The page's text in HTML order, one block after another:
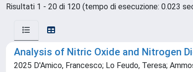
Risultati 1 - 20 di 120 (tempo di esecuzione: 0.023
Analysis of Nitric Oxide and Nitrogen
2025 D'Amico, Francesco; Lo Feudo, Teresa;